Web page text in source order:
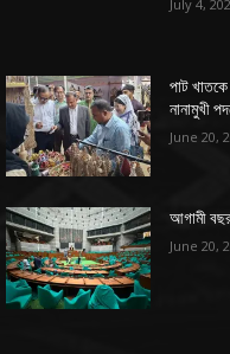
July 4,
পাট
নানামুখী
June 20,
আগামী
June 20,